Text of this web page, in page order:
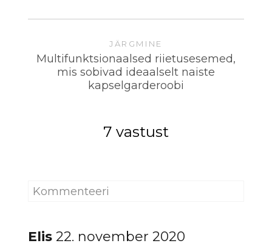
JÄRGMINE
Multifunktsionaalsed riietusesemed,
mis sobivad ideaalselt naiste
kapselgarderoobi
7 vastust
Elis 22. november 2020